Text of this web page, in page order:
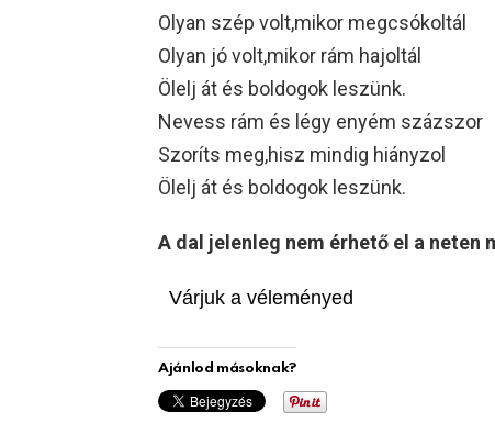
Olyan szép volt,mikor megcsókoltál
Olyan jó volt,mikor rám hajoltál
Ölelj át és boldogok leszünk.
Nevess rám és légy enyém százszor
Szoríts meg,hisz mindig hiányzol
Ölelj át és boldogok leszünk.
A dal jelenleg nem érhető el a
Várjuk a véleményed
Ajánlod másoknak?